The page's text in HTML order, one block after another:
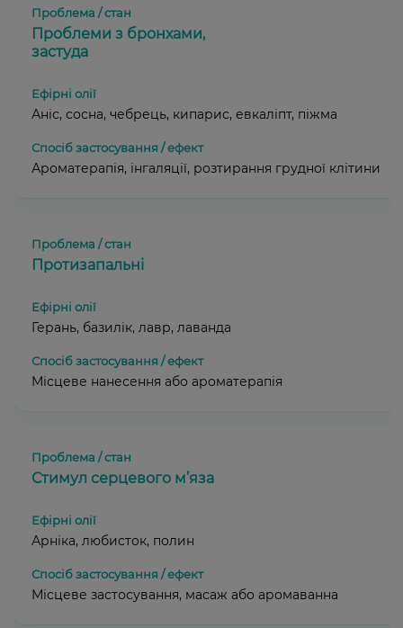
Проблеми з бронхами,
застуда
Аніс, сосна, чебрець, кипарис, евкаліпт, піжма
Ароматерапія, інгаляції, розтирання грудної клітини
Протизапальні
Герань, базилік, лавр, лаванда
Місцеве нанесення або ароматерапія
Стимул серцевого м’яза
Арніка, любисток, полин
Місцеве застосування, масаж або аромаванна